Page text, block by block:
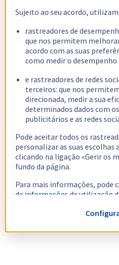
Sujeito ao seu acordo,
rastreadores de
que nos permitem
acordo com as suas
como medir o desempenho
e rastreadores de redes
terceiros: que nos
direcionada, medir a sua
determinados dados com
publicitários e as redes
Pode aceitar todos os
personalizar as suas escolhas
clicando na ligação «Gerir os
fundo da página.
Para mais informações, pode
de informações de utilização